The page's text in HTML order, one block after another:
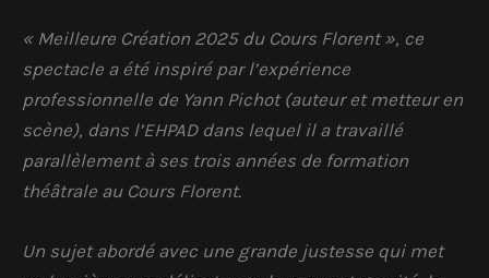
« Meilleure Création 2025 du Cours Florent », ce
spectacle a été inspiré par l’expérience
professionnelle de Yann Pichot (auteur et metteur en
scène), dans l’EHPAD dans lequel il a travaillé
parallèlement à ses trois années de formation
théâtrale au Cours Florent.
Un sujet abordé avec une grande justesse qui met